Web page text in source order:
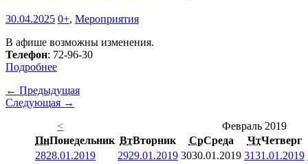
30.04.2025 0+, Мероприятия
В афише возможны изменения.
Телефон: 72-96-30
Подробнее
← Предыдущая
Следующая →
<
Февраль 2019
ПнПонедельник ВтВторник СрСреда ЧтЧетверг
2828.01.2019 2929.01.2019 3030.01.2019 3131.01.2019